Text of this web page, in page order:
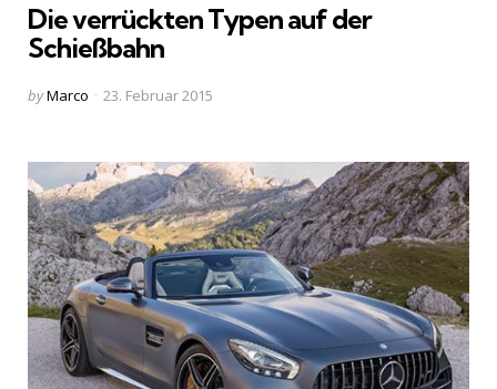
Die verrückten Typen auf der
Schießbahn
Posted
byMarco 23. Februar 2015